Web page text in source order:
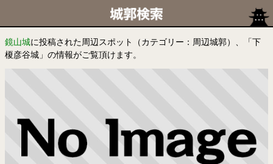
鏡山城に投稿された周辺スポット（カテゴリー：周辺城郭）、「下
榎彦谷城」の情報がご覧頂けます。